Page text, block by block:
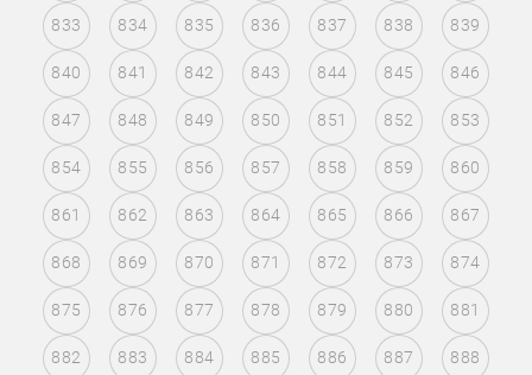
833 834 835 836 837 838 839
840 841 842 843 844 845 846
847 848 849 850 851 852 853
854 855 856 857 858 859 860
861 862 863 864 865 866 867
868 869 870 871 872 873 874
875 876 877 878 879 880 881
882 883 884 885 886 887 888